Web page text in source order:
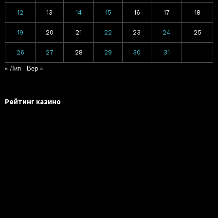
12 13 14 15 16 17 18
19 20 21 22 23 24 25
26 27 28 29 30 31
« Лип Вер »
Рейтинг казино